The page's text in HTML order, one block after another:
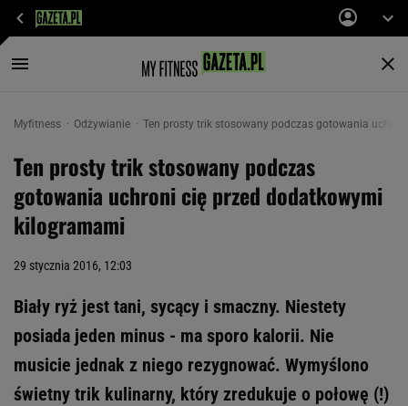
Myfitness Odżywianie Ten prosty trik stosowany podczas gotowania
Ten prosty trik stosowany podczas
gotowania uchroni cię przed dodatkowymi
kilogramami
29 stycznia 2016, 12:03
Biały ryż jest tani, sycący i smaczny. Niestety
posiada jeden minus - ma sporo kalorii. Nie
musicie jednak z niego rezygnować. Wymyślono
świetny trik kulinarny, który zredukuje o połowę (!)